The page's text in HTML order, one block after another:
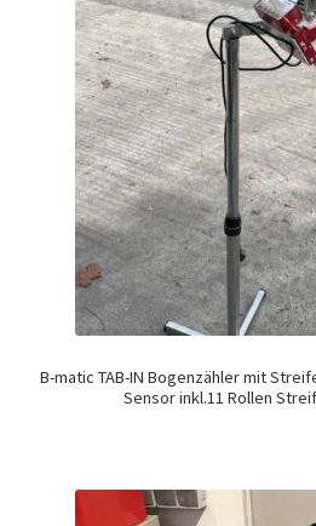
B-matic TAB-IN Bogenzähler mit
Sensor inkl.11 Rollen